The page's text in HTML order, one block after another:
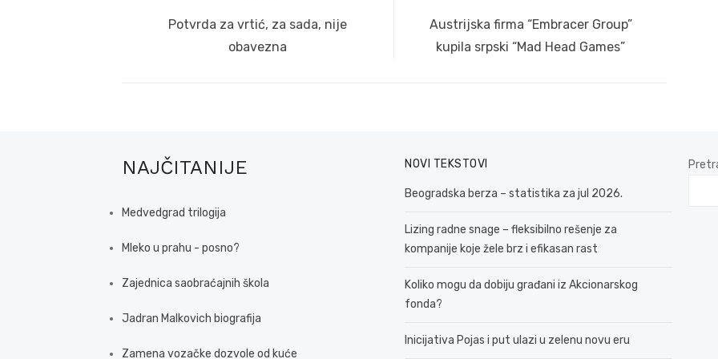
navigation
Previous
Potvrda za vrtić, za sada, nije
obavezna
Next
post:
Austrijska firma “Embracer Group”
kupila srpski “Mad Head Games”
NAJČITANIJE
Medvedgrad trilogija
Mleko u prahu - posno?
Zajednica saobraćajnih škola
Jadran Malkovich biografija
Zamena vozačke dozvole od kuće
NOVI TEKSTOVI
Beogradska berza – statistika za jul 2026.
Lizing radne snage – fleksibilno rešenje za
kompanije koje žele brz i efikasan rast
Koliko mogu da dobiju građani iz Akcionarskog
fonda?
Inicijativa Pojas i put ulazi u zelenu novu eru